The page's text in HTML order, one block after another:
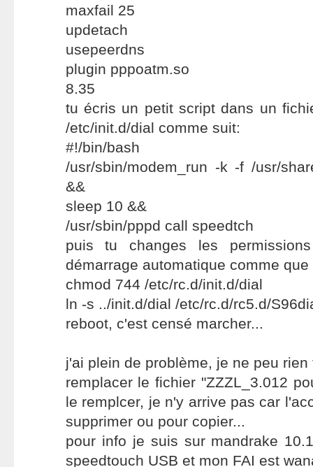
maxfail 25
updetach
usepeerdns
plugin pppoatm.so
8.35
tu écris un petit script dans un
/etc/init.d/dial comme suit:
#!/bin/bash
/usr/sbin/modem_run -k -f /usr/
&&
sleep 10 &&
/usr/sbin/pppd call speedtch
puis tu changes les
démarrage automatique comme que
chmod 744 /etc/rc.d/init.d/dial
ln -s ../init.d/dial /etc/rc.d/rc5.d/
reboot, c'est censé marcher...
j'ai plein de problème, je ne peu
remplacer le fichier "ZZZL_3.012
le remplcer, je n'y arrive pas car
supprimer ou pour copier...
pour info je suis sur mandrake
speedtouch USB et mon FAI est